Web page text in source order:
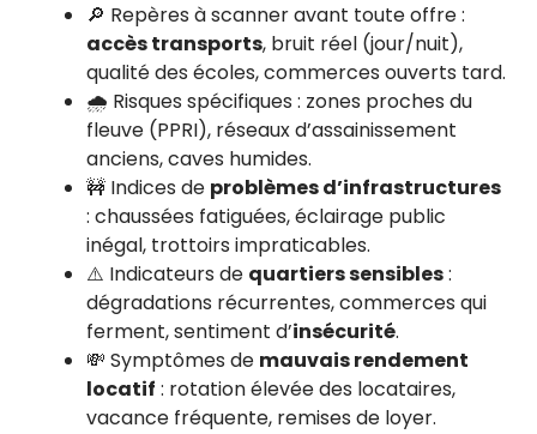
🔎 Repères à scanner avant toute offre :
accès transports, bruit réel (jour/nuit),
qualité des écoles, commerces ouverts tard.
🌧️ Risques spécifiques : zones proches du
fleuve (PPRI), réseaux d’assainissement
anciens, caves humides.
🚧 Indices de problèmes d’infrastructures
: chaussées fatiguées, éclairage public
inégal, trottoirs impraticables.
⚠️ Indicateurs de quartiers sensibles:
dégradations récurrentes, commerces qui
ferment, sentiment d’insécurité.
💸 Symptômes de mauvais rendement
locatif : rotation élevée des locataires,
vacance fréquente, remises de loyer.